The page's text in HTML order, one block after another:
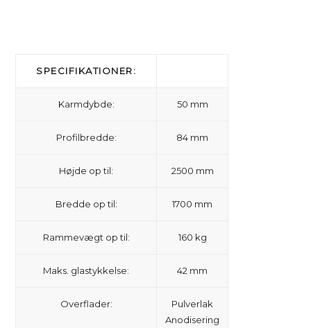
SPECIFIKATIONER:
Karmdybde: 50 mm
Profilbredde: 84 mm
Højde op til: 2500 mm
Bredde op til: 1700 mm
Rammevægt op til: 160 kg
Maks. glastykkelse: 42 mm
Overflader:
Pulverlak
Anodisering